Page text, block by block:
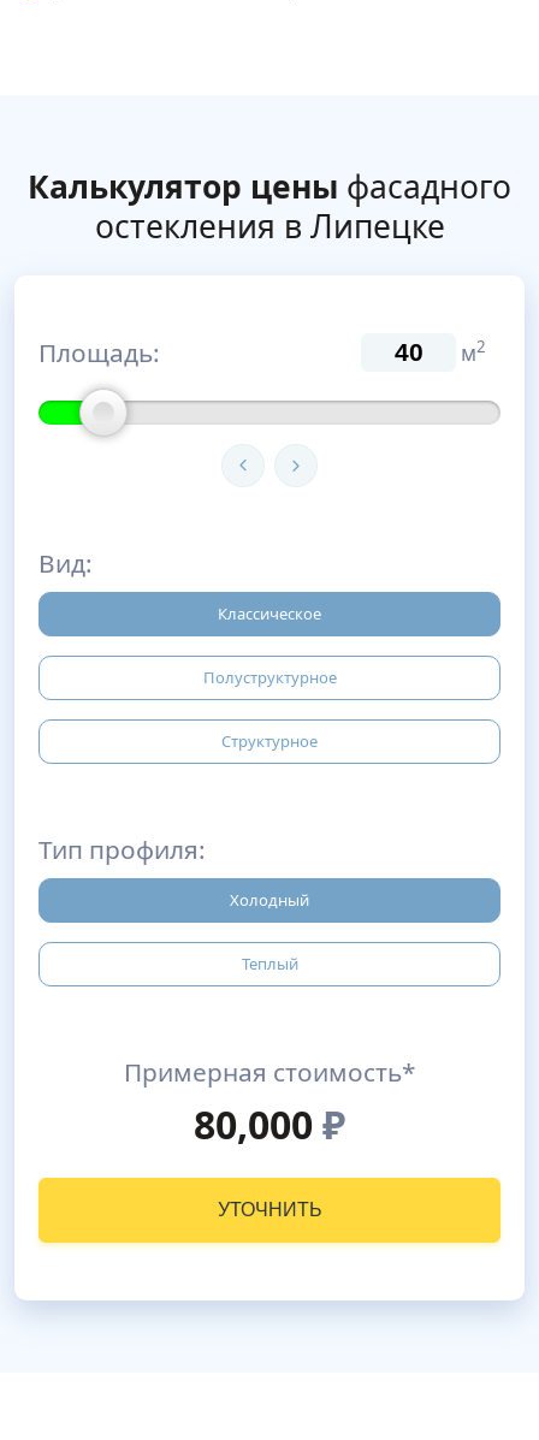
Калькулятор цены фасадного
остекления в Липецке
Площадь: м2
Вид:
Классическое
Полуструктурное
Структурное
Тип профиля:
Холодный
Теплый
Примерная стоимость*
80,000₽
УТОЧНИТЬ